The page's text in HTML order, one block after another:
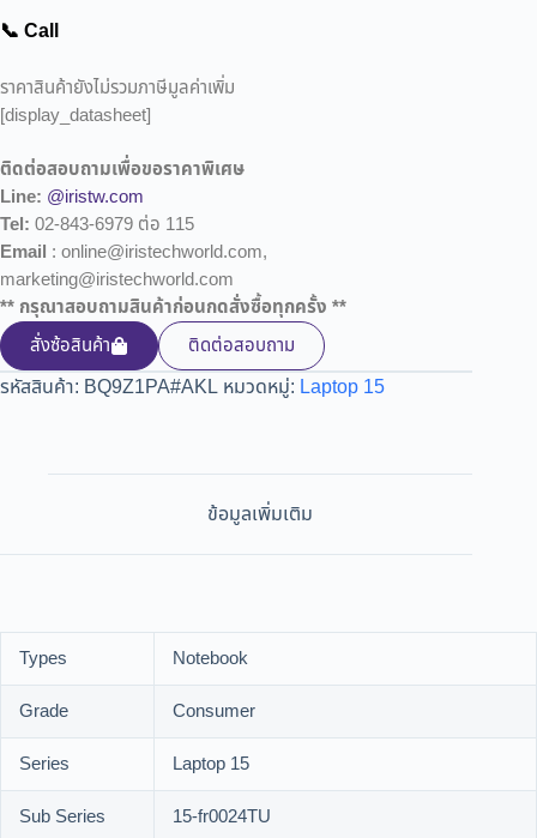
📞 Call
ราคาสินค้ายังไม่รวมภาษีมูลค่าเพิ่ม
[display_datasheet]
ติดต่อสอบถามเพื่อขอราคาพิเศษ
Line: @iristw.com
Tel: 02-843-6979 ต่อ 115
Email : online@iristechworld.com,
marketing@iristechworld.com
** กรุณาสอบถามสินค้าก่อนกดสั่งซื้อทุกครั้ง **
สั่งซ้อสินค้า
ติดต่อสอบถาม
รหัสสินค้า: BQ9Z1PA#AKL หมวดหมู่: Laptop 15
ข้อมูลเพิ่มเติม
Types
Notebook
Grade
Consumer
Series
Laptop 15
Sub Series
15-fr0024TU